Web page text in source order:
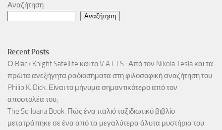
Αναζήτηση
Αναζήτηση
Recent Posts
Ο Black Knight Satellite και το V.A.L.I.S.: Από τον Nikola Tesla και τα
πρώτα ανεξήγητα ραδιοσήματα στη φιλοσοφική αναζήτηση του
Philip K. Dick. Είναι το μήνυμα σημαντικότερο από τον
αποστολέα του;
The So Joana Book: Πώς ένα παλιό ταξιδιωτικό βιβλίο
μετατράπηκε σε ένα από τα μεγαλύτερα άλυτα μυστήρια του